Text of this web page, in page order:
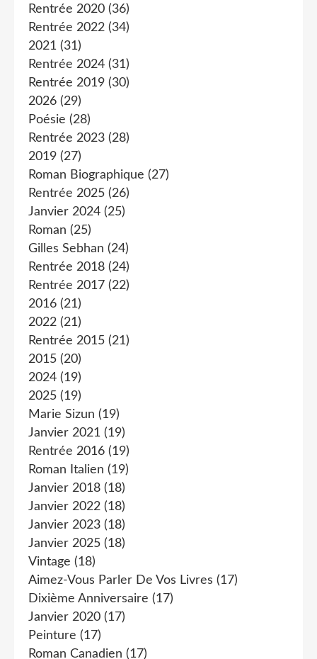
Rentrée 2020 (36)
Rentrée 2022 (34)
2021 (31)
Rentrée 2024 (31)
Rentrée 2019 (30)
2026 (29)
Poésie (28)
Rentrée 2023 (28)
2019 (27)
Roman Biographique (27)
Rentrée 2025 (26)
Janvier 2024 (25)
Roman (25)
Gilles Sebhan (24)
Rentrée 2018 (24)
Rentrée 2017 (22)
2016 (21)
2022 (21)
Rentrée 2015 (21)
2015 (20)
2024 (19)
2025 (19)
Marie Sizun (19)
Janvier 2021 (19)
Rentrée 2016 (19)
Roman Italien (19)
Janvier 2018 (18)
Janvier 2022 (18)
Janvier 2023 (18)
Janvier 2025 (18)
Vintage (18)
Aimez-Vous Parler De Vos Livres (17)
Dixième Anniversaire (17)
Janvier 2020 (17)
Peinture (17)
Roman Canadien (17)